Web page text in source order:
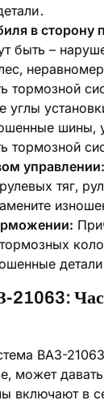
в сторону
быть –
тормозной
углы
шины‚
тормозной
управлении:
тяг‚
21063:
ВАЗ-
может
включают в